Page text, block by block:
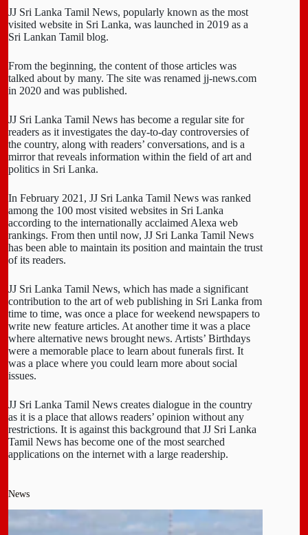
JJ Sri Lanka Tamil News, popularly known as the most
visited website in Sri Lanka, was launched in 2019 as a
Sri Lankan Tamil blog.
From the beginning, the content of those articles was
talked about by many. The site was renamed jj-news.com
in 2020 and was published.
JJ Sri Lanka Tamil News has become a regular site for
readers as it investigates the day-to-day controversies of
the country, along with readers’ conversations, and is a
mirror that reveals information within the field of art and
politics in Sri Lanka.
In February 2021, JJ Sri Lanka Tamil News was ranked
among the 100 most visited websites in Sri Lanka
according to the internationally acclaimed Alexa web
rankings. From then until now, JJ Sri Lanka Tamil News
has been able to maintain its position and maintain the trust
of its readers.
JJ Sri Lanka Tamil News, which has made a significant
contribution to the art of web publishing in Sri Lanka from
time to time, was once a place for weekend newspapers to
write new feature articles. At another time it was a place
where alternative news brought news. Artists’ Birthdays
were a memorable place to learn about funerals first. It
was a place where you could learn more about social
issues.
JJ Sri Lanka Tamil News creates dialogue in the country
as it is a place that allows readers’ opinion without any
restrictions. It is against this background that JJ Sri Lanka
Tamil News has become one of the most searched
applications on the internet with a large readership.
News